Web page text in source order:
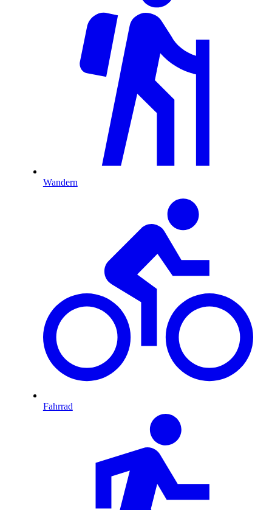
Wandern
Fahrrad